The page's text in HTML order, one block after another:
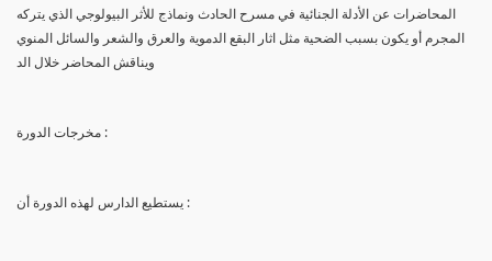
المحاضرات عن الأدلة الجنائية في مسرح الحادث ونماذج للأثر البيولوجي الذي يتركه
المجرم أو يكون بسبب الضحية مثل اثار البقع الدموية والعرق والشعر والسائل المنوي
ويناقش المحاضر خلال الد
مخرجات الدورة :
يستطيع الدارس لهذه الدورة أن :